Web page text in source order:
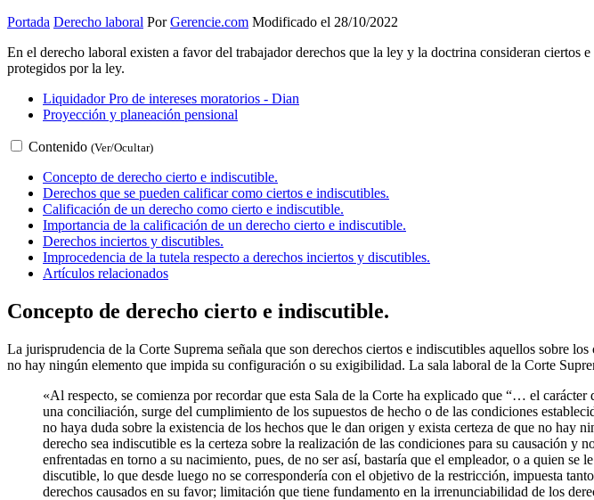
Portada Derecho laboral PorGerencie.com Modificado el 28/10/2022
En el derecho laboral existen a favor del trabajador derechos que la ley y la doctrina consideran ciertos
protegidos por la ley.
Liquidador Pro de intereses moratorios - Dian
Proyección y planeación pensional
Contenido (Ver/Ocultar)
Concepto de derecho cierto e indiscutible.
Derechos que se pueden calificar como ciertos e indiscutibles.
Calificación de un derecho como cierto e indiscutible.
Importancia de la calificación de un derecho cierto e indiscutible.
Derechos inciertos y discutibles.
Improcedencia de la tutela respecto a derechos inciertos y discutibles.
Artículos relacionados
Concepto de derecho cierto e indiscutible.
La jurisprudencia de la Corte Suprema señala que son derechos ciertos e indiscutibles aquellos sobre
no hay ningún elemento que impida su configuración o su exigibilidad. La sala laboral de la Corte
«Al respecto, se comienza por recordar que esta Sala de la Corte ha explicado que “… el
una conciliación, surge del cumplimiento de los supuestos de hecho o de las condiciones
no haya duda sobre la existencia de los hechos que le dan origen y exista certeza de que no
derecho sea indiscutible es la certeza sobre la realización de las condiciones para su causación
enfrentadas en torno a su nacimiento, pues, de no ser así, bastaría que el empleador, o a quien
discutible, lo que desde luego no se correspondería con el objetivo de la restricción, impuesta
derechos causados en su favor; limitación que tiene fundamento en la irrenunciabilidad de los